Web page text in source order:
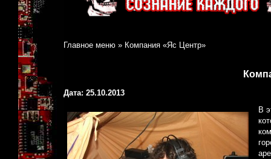
Главное меню » Компания «Яс Центр»
Дата: 25.10.2013
В